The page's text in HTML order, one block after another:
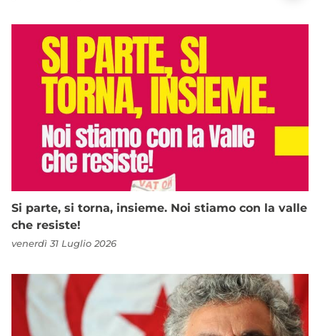
Si parte, si torna, insieme. Noi stiamo con la valle
che resiste!
venerdì 31 Luglio 2026